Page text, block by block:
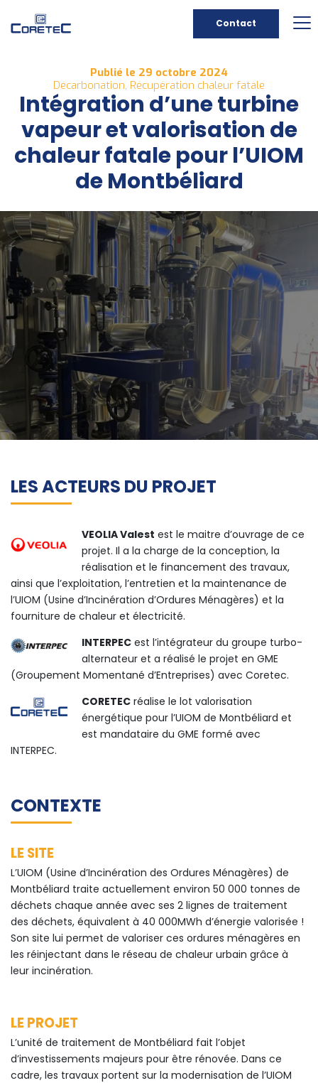
Contact
Publié le 29 octobre 2024
Décarbonation, Récupération chaleur fatale
Intégration d’une turbine
vapeur et valorisation de
chaleur fatale pour l’UIOM
de Montbéliard
LES ACTEURS DU PROJET
VEOLIA Valest est le maitre d’ouvrage de ce
projet. Il a la charge de la conception, la
réalisation et le financement des travaux,
ainsi que l’exploitation, l’entretien et la maintenance de
l’UIOM (Usine d’Incinération d’Ordures Ménagères) et la
fourniture de chaleur et électricité.
INTERPEC est l’intégrateur du groupe turbo-
alternateur et a réalisé le projet en GME
(Groupement Momentané d’Entreprises) avec Coretec.
CORETEC réalise le lot valorisation
énergétique pour l’UIOM de Montbéliard et
est mandataire du GME formé avec
INTERPEC.
CONTEXTE
LE SITE
L’UIOM (Usine d’Incinération des Ordures Ménagères) de
Montbéliard traite actuellement environ 50 000 tonnes de
déchets chaque année avec ses 2 lignes de traitement
des déchets, équivalent à 40 000MWh d’énergie valorisée !
Son site lui permet de valoriser ces ordures ménagères en
les réinjectant dans le réseau de chaleur urbain grâce à
leur incinération.
LE PROJET
L’unité de traitement de Montbéliard fait l’objet
d’investissements majeurs pour être rénovée. Dans ce
cadre, les travaux portent sur la modernisation de l’UIOM